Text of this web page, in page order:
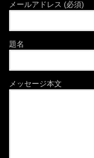
メールアドレス (必須)
題名
メッセージ本文